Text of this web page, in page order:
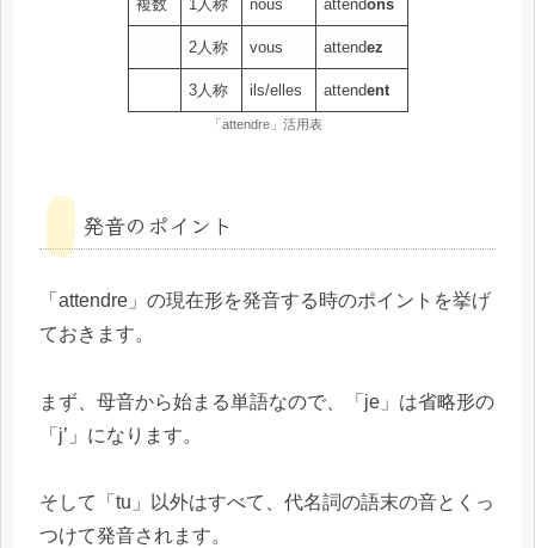
複数 1人称 nous attendons
2人称 vous attendez
3人称 ils/elles attendent
「attendre」活用表
発音のポイント
「attendre」の現在形を発音する時のポイントを挙げ
ておきます。
まず、母音から始まる単語なので、「je」は省略形の
「j’」になります。
そして「tu」以外はすべて、代名詞の語末の音とくっ
つけて発音されます。